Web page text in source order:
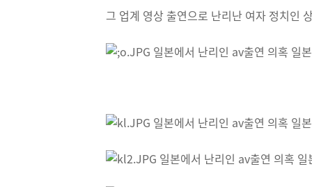
그 업계 영상 출연으로 난리난 여자 정치인